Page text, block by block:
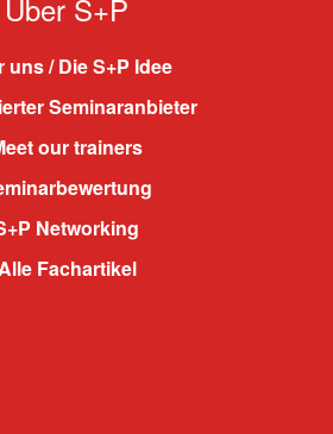
Über S+P
uns / Die S+P Idee
Seminaranbieter
our trainers
Networking
Fachartikel